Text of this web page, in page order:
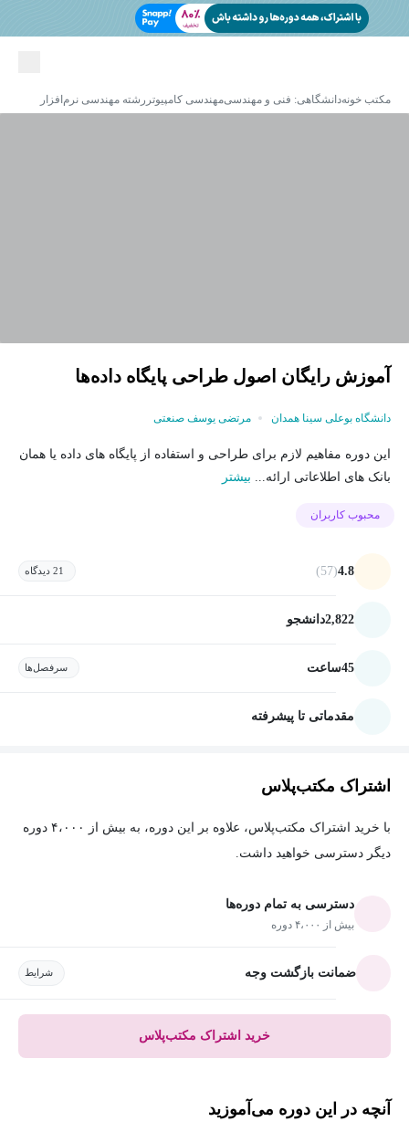
مکتب خونهدانشگاهی: فنی و مهندسیمهندسی کامپیوتر رشته مهندسی نرم‌افزار
آموزش رایگان اصول طراحی پایگاه داده‌ها
دانشگاه بوعلی سینا همدان مرتضی یوسف صنعتی
این دوره مفاهیم لازم برای طراحی و استفاده از پایگاه های داده یا همان
بانک های اطلاعاتی ارائه... بیشتر
محبوب کاربران
4.8
(57) 21 دیدگاه
2,822دانشجو
45ساعت سرفصل‌ها
مقدماتی تا پیشرفته
اشتراک مکتب‌پلاس
با خرید اشتراک مکتب‌پلاس، علاوه بر این دوره، به بیش از ۴،۰۰۰ دوره
دیگر دسترسی خواهید داشت.
دسترسی به تمام دوره‌ها
بیش از ۴،۰۰۰ دوره
ضمانت بازگشت وجه شرایط
خرید اشتراک مکتب‌پلاس
آنچه در این دوره می‌آموزید